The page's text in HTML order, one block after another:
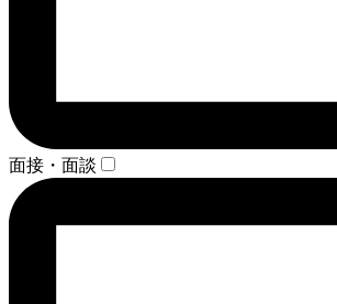
面接・面談